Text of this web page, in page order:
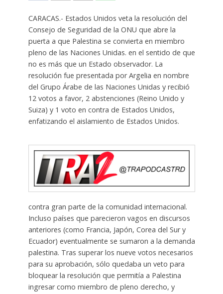
CARACAS.- Estados Unidos veta la resolución del
Consejo de Seguridad de la ONU que abre la
puerta a que Palestina se convierta en miembro
pleno de las Naciones Unidas. en el sentido de que
no es más que un Estado observador. La
resolución fue presentada por Argelia en nombre
del Grupo Árabe de las Naciones Unidas y recibió
12 votos a favor, 2 abstenciones (Reino Unido y
Suiza) y 1 voto en contra de Estados Unidos,
enfatizando el aislamiento de Estados Unidos.
contra gran parte de la comunidad internacional.
Incluso países que parecieron vagos en discursos
anteriores (como Francia, Japón, Corea del Sur y
Ecuador) eventualmente se sumaron a la demanda
palestina. Tras superar los nueve votos necesarios
para su aprobación, sólo quedaba un veto para
bloquear la resolución que permitía a Palestina
ingresar como miembro de pleno derecho, y